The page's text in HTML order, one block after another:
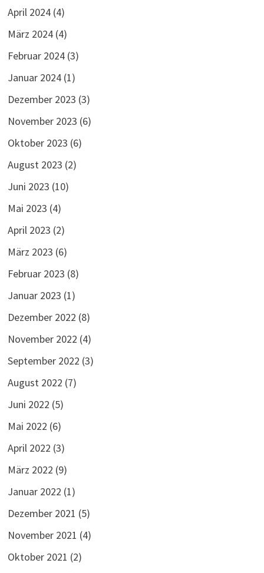
April 2024(4)
März 2024(4)
Februar 2024(3)
Januar 2024(1)
Dezember 2023 (3)
November 2023 (6)
Oktober 2023 (6)
August 2023 (2)
Juni 2023 (10)
Mai 2023 (4)
April 2023 (2)
März 2023 (6)
Februar 2023 (8)
Januar 2023 (1)
Dezember 2022 (8)
November 2022 (4)
September 2022 (3)
August 2022 (7)
Juni 2022 (5)
Mai 2022 (6)
April 2022 (3)
März 2022 (9)
Januar 2022 (1)
Dezember 2021 (5)
November 2021 (4)
Oktober 2021 (2)